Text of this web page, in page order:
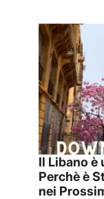
Il Libano è
Perchè è
nei